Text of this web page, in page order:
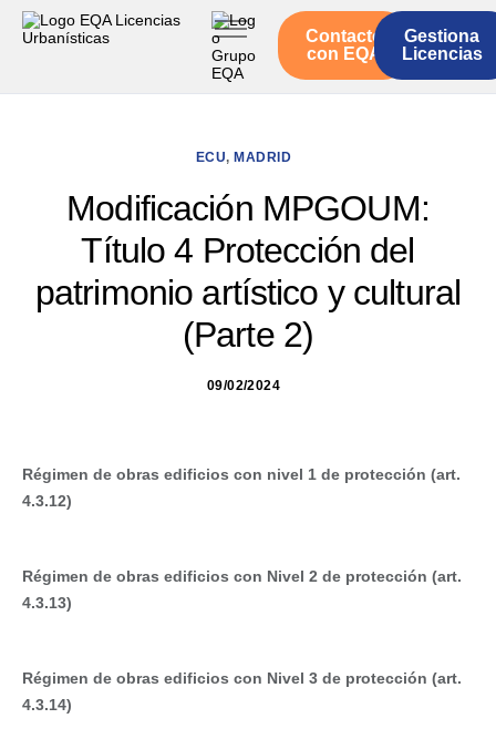
Servicios
Contacto
con EQA
Gestiona
Licencias
ECU, MADRID
Modificación MPGOUM:
Título 4 Protección del
patrimonio artístico y cultural
(Parte 2)
09/02/2024
Régimen de obras edificios con nivel 1 de protección (art.
4.3.12)
Régimen de obras edificios con Nivel 2 de protección (art.
4.3.13)
Régimen de obras edificios con Nivel 3 de protección (art.
4.3.14)